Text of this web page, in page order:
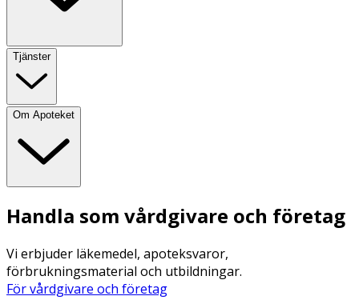
Tjänster
Om Apoteket
Handla som vårdgivare och företag
Vi erbjuder läkemedel, apoteksvaror,
förbrukningsmaterial och utbildningar.
För vårdgivare och företag